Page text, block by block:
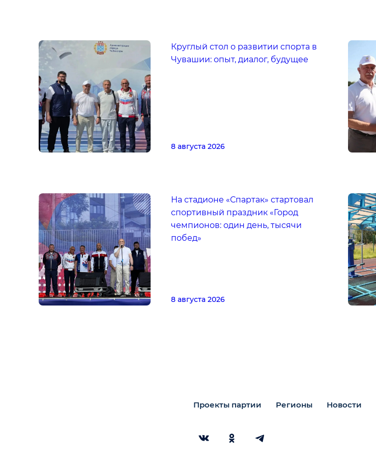
Круглый стол о развитии спорта в
Чувашии: опыт, диалог, будущее
8 августа 2026
На стадионе «Спартак» стартовал
спортивный праздник «Город
чемпионов: один день, тысячи
побед»
8 августа 2026
Проекты партии Регионы Новости